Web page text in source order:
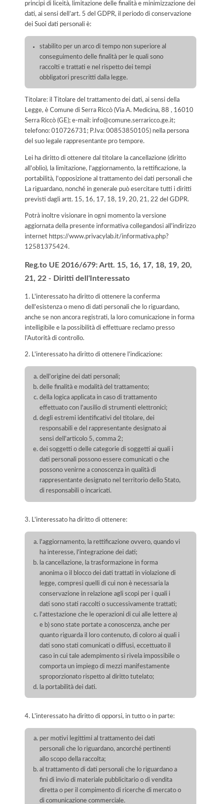
principi di liceità, limitazione delle finalità e minimizzazione dei
dati, ai sensi dell’art. 5 del GDPR, il periodo di conservazione
dei Suoi dati personali è:
stabilito per un arco di tempo non superiore al
conseguimento delle finalità per le quali sono
raccolti e trattati e nel rispetto dei tempi
obbligatori prescritti dalla legge.
Titolare: il Titolare del trattamento dei dati, ai sensi della
Legge, è Comune di Serra Riccò (Via A. Medicina, 88 , 16010
Serra Riccò (GE); e-mail: info@comune.serraricco.ge.it;
telefono: 010726731; P.Iva: 00853850105) nella persona
del suo legale rappresentante pro tempore.
Lei ha diritto di ottenere dal titolare la cancellazione (diritto
all'oblio), la limitazione, l'aggiornamento, la rettificazione, la
portabilità, l'opposizione al trattamento dei dati personali che
La riguardano, nonché in generale può esercitare tutti i diritti
previsti dagli artt. 15, 16, 17, 18, 19, 20, 21, 22 del GDPR.
Potrà inoltre visionare in ogni momento la versione
aggiornata della presente informativa collegandosi all'indirizzo
internet https://www.privacylab.it/informativa.php?
12581375424.
Reg.to UE 2016/679: Artt. 15, 16, 17, 18, 19, 20,
21, 22 - Diritti dell'Interessato
1. L'interessato ha diritto di ottenere la conferma
dell'esistenza o meno di dati personali che lo riguardano,
anche se non ancora registrati, la loro comunicazione in forma
intelligibile e la possibilità di effettuare reclamo presso
l’Autorità di controllo.
2. L'interessato ha diritto di ottenere l'indicazione:
dell'origine dei dati personali;
delle finalità e modalità del trattamento;
della logica applicata in caso di trattamento
effettuato con l'ausilio di strumenti elettronici;
degli estremi identificativi del titolare, dei
responsabili e del rappresentante designato ai
sensi dell'articolo 5, comma 2;
dei soggetti o delle categorie di soggetti ai quali i
dati personali possono essere comunicati o che
possono venirne a conoscenza in qualità di
rappresentante designato nel territorio dello Stato,
di responsabili o incaricati.
3. L'interessato ha diritto di ottenere:
l'aggiornamento, la rettificazione ovvero, quando vi
ha interesse, l'integrazione dei dati;
la cancellazione, la trasformazione in forma
anonima o il blocco dei dati trattati in violazione di
legge, compresi quelli di cui non è necessaria la
conservazione in relazione agli scopi per i quali i
dati sono stati raccolti o successivamente trattati;
l'attestazione che le operazioni di cui alle lettere a)
e b) sono state portate a conoscenza, anche per
quanto riguarda il loro contenuto, di coloro ai quali i
dati sono stati comunicati o diffusi, eccettuato il
caso in cui tale adempimento si rivela impossibile o
comporta un impiego di mezzi manifestamente
sproporzionato rispetto al diritto tutelato;
la portabilità dei dati.
4. L'interessato ha diritto di opporsi, in tutto o in parte:
per motivi legittimi al trattamento dei dati
personali che lo riguardano, ancorché pertinenti
allo scopo della raccolta;
al trattamento di dati personali che lo riguardano a
fini di invio di materiale pubblicitario o di vendita
diretta o per il compimento di ricerche di mercato o
di comunicazione commerciale.